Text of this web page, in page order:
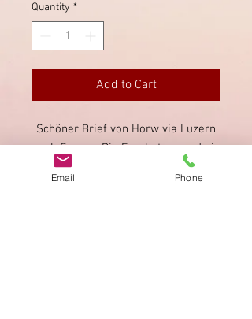
Quantity *
Add to Cart
Schöner Brief von Horw via Luzern
nach Sursee. Die Frankatur wurde in
Horw mit dem Stabstempel sauber
und gut lesbar direkt entwertet.
Email Phone